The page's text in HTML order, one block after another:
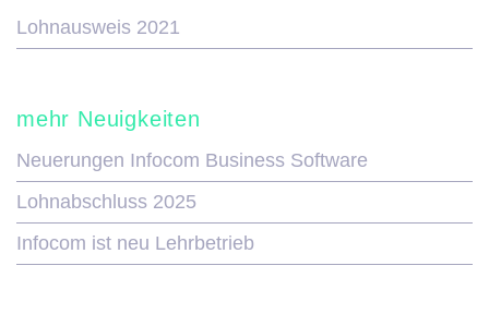
Lohnausweis 2021
mehr Neuigkeiten
Neuerungen Infocom Business Software
Lohnabschluss 2025
Infocom ist neu Lehrbetrieb